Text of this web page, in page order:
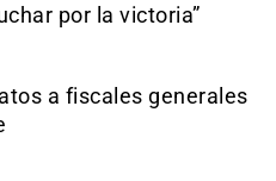
por la victoria”
a fiscales generales